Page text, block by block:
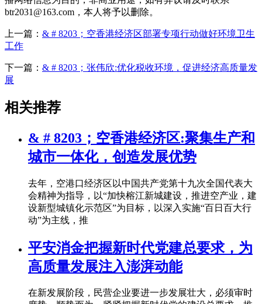
btr2031@163.com，本人将予以删除。
上一篇： & # 8203；空香港经济区部署专项行动做好环境卫生
工作
下一篇： & # 8203；张伟欣:优化税收环境，促进经济高质量发
展
相关推荐
& # 8203；空香港经济区:聚集生产和
城市一体化，创造发展优势
去年，空港口经济区以中国共产党第十九次全国代表大
会精神为指导，以“加快榕江新城建设，推进空产业，建
设新型城镇化示范区”为目标，以深入实施“百日百大行
动”为主线，推
平安消金把握新时代党建总要求，为
高质量发展注入澎湃动能
在新发展阶段，民营企业要进一步发展壮大，必须审时